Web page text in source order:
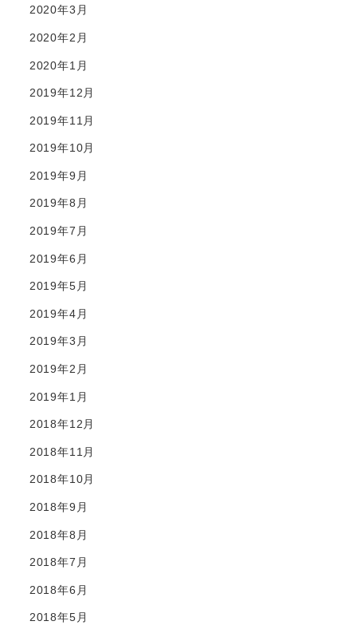
2020年3月
2020年2月
2020年1月
2019年12月
2019年11月
2019年10月
2019年9月
2019年8月
2019年7月
2019年6月
2019年5月
2019年4月
2019年3月
2019年2月
2019年1月
2018年12月
2018年11月
2018年10月
2018年9月
2018年8月
2018年7月
2018年6月
2018年5月